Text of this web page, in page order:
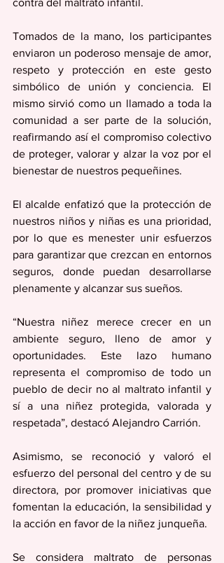
contra del maltrato infantil.
Tomados de la mano, los participantes
enviaron un poderoso mensaje de amor,
respeto y protección en este gesto
simbólico de unión y conciencia. El
mismo sirvió como un llamado a toda la
comunidad a ser parte de la solución,
reafirmando así el compromiso colectivo
de proteger, valorar y alzar la voz por el
bienestar de nuestros pequeñines.
El alcalde enfatizó que la protección de
nuestros niños y niñas es una prioridad,
por lo que es menester unir esfuerzos
para garantizar que crezcan en entornos
seguros, donde puedan desarrollarse
plenamente y alcanzar sus sueños.
“Nuestra niñez merece crecer en un
ambiente seguro, lleno de amor y
oportunidades. Este lazo humano
representa el compromiso de todo un
pueblo de decir no al maltrato infantil y
sí a una niñez protegida, valorada y
respetada”, destacó Alejandro Carrión.
Asimismo, se reconoció y valoró el
esfuerzo del personal del centro y de su
directora, por promover iniciativas que
fomentan la educación, la sensibilidad y
la acción en favor de la niñez junqueña.
Se considera maltrato de personas